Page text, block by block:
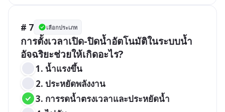
# 7 เลือกประเภท
การตั้งเวลาเปิด-ปิดน้ำอัตโนมัติในระบบน้ำ
อัจฉริยะช่วยให้เกิดอะไร?
1. น้ำแรงขึ้น
2. ประหยัดพลังงาน
3. การรดน้ำตรงเวลาและประหยัดน้ำ